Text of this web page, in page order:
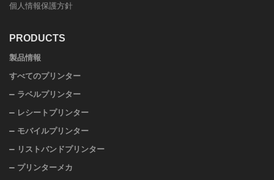
個人情報保護方針
PRODUCTS
製品情報
すべてのプリンター
ラベルプリンター
レシートプリンター
モバイルプリンター
リストバンドプリンター
プリンターメカ